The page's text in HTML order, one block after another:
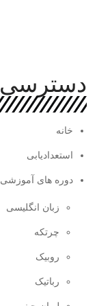
خانه
استعدادیابی
دوره های آموزشی
زبان انگلیسی
چرتکه
روبیک
رباتیک